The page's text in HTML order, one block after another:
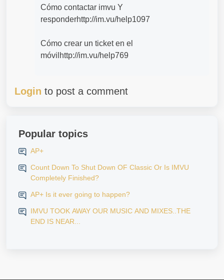
Cómo contactar imvu Y
responderhttp://im.vu/help1097
Cómo crear un ticket en el
móvilhttp://im.vu/help769
Login to post a comment
Popular topics
AP+
Count Down To Shut Down OF Classic Or Is IMVU
Completely Finished?
AP+ Is it ever going to happen?
IMVU TOOK AWAY OUR MUSIC AND MIXES..THE
END IS NEAR...